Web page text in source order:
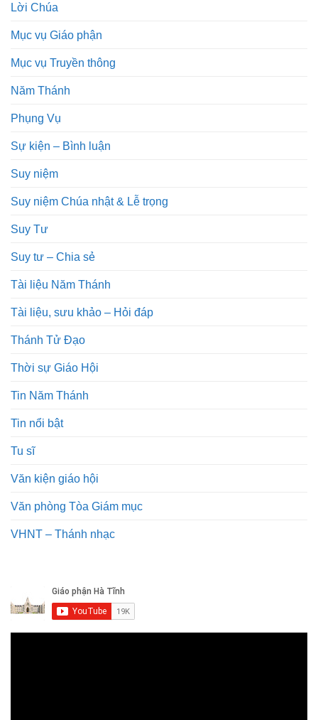
Lời Chúa
Mục vụ Giáo phận
Mục vụ Truyền thông
Năm Thánh
Phụng Vụ
Sự kiện – Bình luận
Suy niệm
Suy niệm Chúa nhật & Lễ trọng
Suy Tư
Suy tư – Chia sẻ
Tài liệu Năm Thánh
Tài liệu, sưu khảo – Hỏi đáp
Thánh Tử Đạo
Thời sự Giáo Hội
Tin Năm Thánh
Tin nổi bật
Tu sĩ
Văn kiện giáo hội
Văn phòng Tòa Giám mục
VHNT – Thánh nhạc